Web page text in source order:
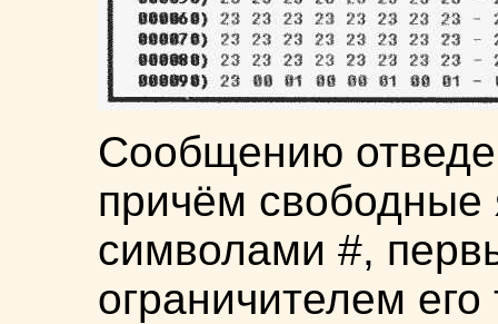
Сообщению
причём свободные
символами #,
ограничителем его